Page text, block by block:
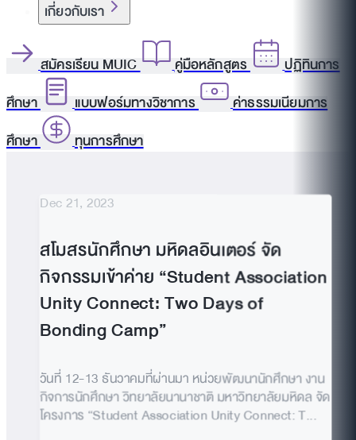
เกี่ยวกับเรา
สมัครเรียน MUIC คู่มือหลักสูตร
ปฏิทินการ
ศึกษา
แบบฟอร์มทางวิชาการ
ค่าธรรมเนียมการ
ศึกษา
ทุนการศึกษา
Dec 21, 2023
สโมสรนักศึกษา มหิดลอินเตอร์ จัด
กิจกรรมเข้าค่าย “Student Association
Unity Connect: Two Days of
Bonding Camp”
วันที่ 12-13 ธันวาคมที่ผ่านมา หน่วยพัฒนานักศึกษา งาน
กิจการนักศึกษา วิทยาลัยนานาชาติ มหาวิทยาลัยมหิดล จัด
โครงการ “Student Association Unity Connect: T...